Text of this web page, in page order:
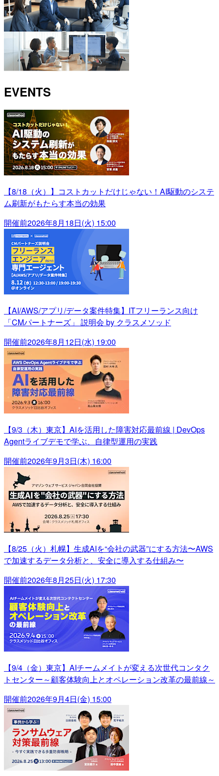
EVENTS
【8/18（火）】コストカットだけじゃない！AI駆動のシステ
ム刷新がもたらす本当の効果
開催前2026年8月18日(火) 15:00
【AI/AWS/アプリ/データ案件特集】ITフリーランス向け
「CMパートナーズ」 説明会 by クラスメソッド
開催前2026年8月12日(水) 19:00
【9/3（木）東京】AIを活用した障害対応最前線 | DevOps
Agentライブデモで学ぶ、自律型運用の実践
開催前2026年9月3日(木) 16:00
【8/25（火）札幌】生成AIを“会社の武器”にする方法〜AWS
で加速するデータ分析と、安全に導入する仕組み〜
開催前2026年8月25日(火) 17:30
【9/4（金）東京】AIチームメイトが変える次世代コンタク
トセンター～顧客体験向上とオペレーション改革の最前線～
開催前2026年9月4日(金) 15:00